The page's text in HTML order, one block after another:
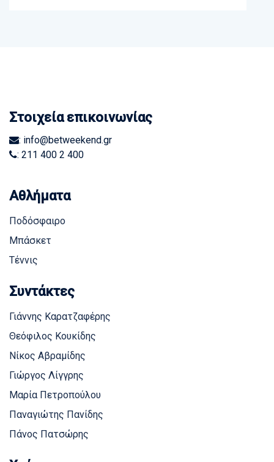
Στοιχεία επικοινωνίας
: info@betweekend.gr
: 211 400 2 400
Αθλήματα
Ποδόσφαιρο
Μπάσκετ
Τέννις
Συντάκτες
Γιάννης Καρατζαφέρης
Θεόφιλος Κουκίδης
Νίκος Αβραμίδης
Γιώργος Λίγγρης
Μαρία Πετροπούλου
Παναγιώτης Πανίδης
Πάνος Πατσώρης